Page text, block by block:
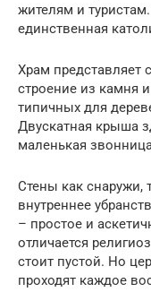
жителям и
единственная
Храм представляет
строение из камня
типичных для
Двускатная крыша
маленькая
Стены как снаружи,
внутреннее
– простое и
отличается
стоит пустой. Но
проходят каждое